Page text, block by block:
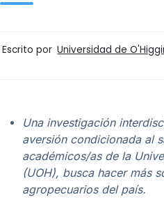
Escrito por Universidad de
Una investigación
aversión condicionada al
académicos/as de la
(UOH), busca hacer más
agropecuarios del país.